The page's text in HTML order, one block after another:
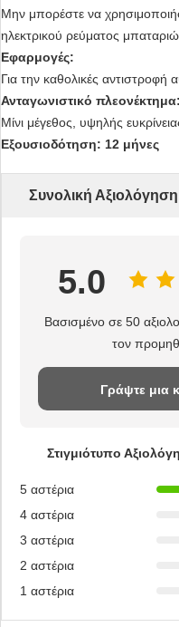
Μην μπορέστε να
ηλεκτρικού ρεύματος
Εφαρμογές:
Για την καθολικές
Ανταγωνιστικό
Μίνι μέγεθος, υψηλής
Εξουσιοδότηση: 12 μήνες
Συνολική Αξιολόγηση
5.0
Βασισμένο σε 50
τον
Γράψτε μια
Στιγμιότυπο
5 αστέρια
4 αστέρια
3 αστέρια
2 αστέρια
1 αστέρια